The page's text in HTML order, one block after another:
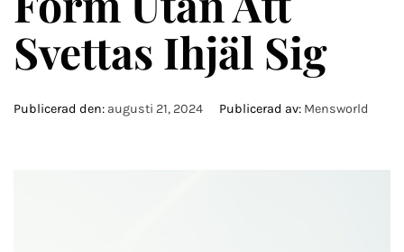
Svettas Ihjäl Sig
Publicerad den: augusti 21, 2024 Publicerad av: Mensworld